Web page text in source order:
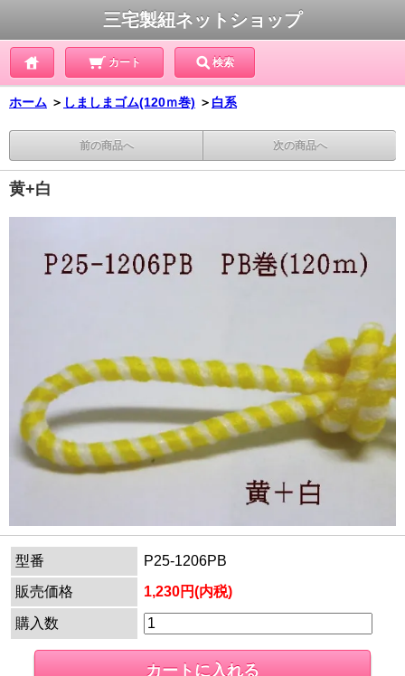
三宅製紐ネットショップ
カート 検索
ホーム ＞ しましまゴム(120ｍ巻) ＞ 白系
前の商品へ 次の商品へ
黄+白
型番
P25-1206PB
販売価格
1,230円(内税)
購入数